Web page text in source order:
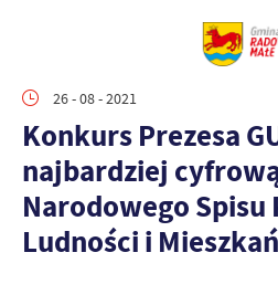
26 - 08 - 2021
Konkurs Prezesa
najbardziej
Narodowego Spisu
Ludności i